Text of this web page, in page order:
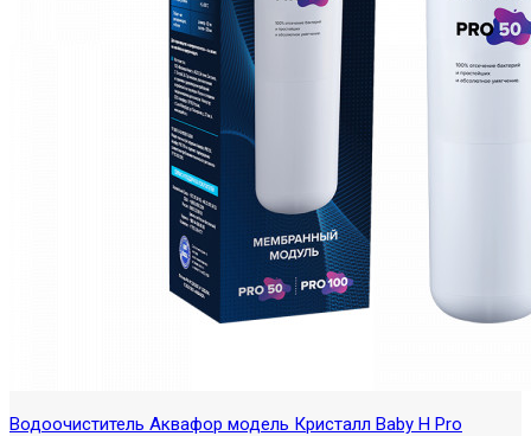
Водоочиститель Аквафор модель Кристалл Baby H Pro